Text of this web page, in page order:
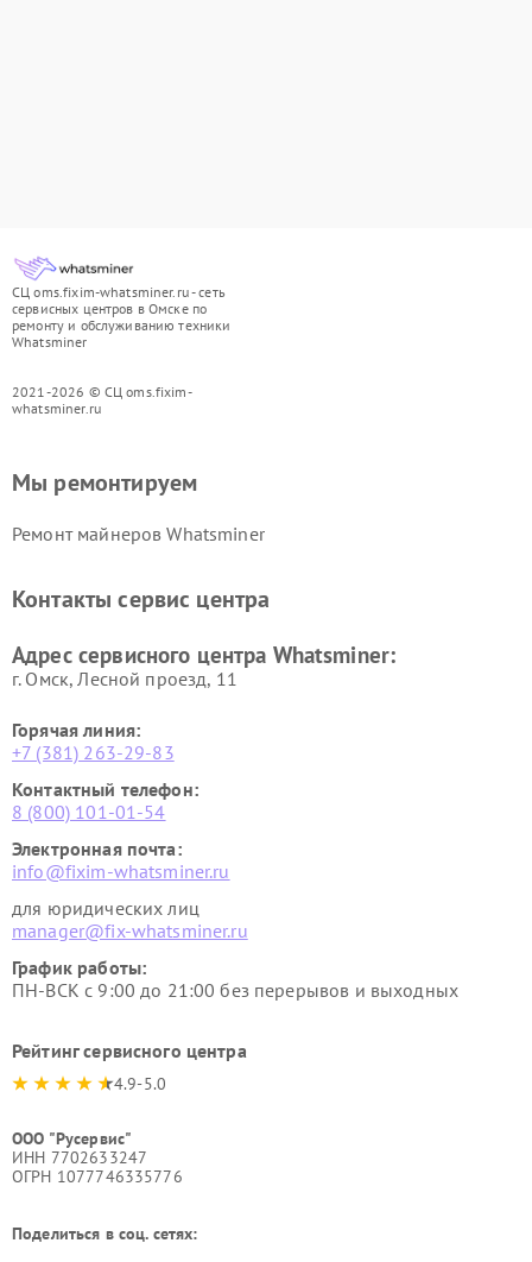
СЦ oms.fixim-whatsminer.ru - сеть
сервисных центров в Омске по
ремонту и обслуживанию техники
Whatsminer
2021-2026 © СЦ oms.fixim-
whatsminer.ru
Мы ремонтируем
Ремонт майнеров Whatsminer
Контакты сервис центра
Адрес сервисного центра Whatsminer:
г. Омск, ​Лесной проезд, 11
Горячая линия:
+7 (381) 263-29-83
Контактный телефон:
8 (800) 101-01-54
Электронная почта:
info@fixim-whatsminer.ru
для юридических лиц
manager@fix-whatsminer.ru
График работы:
ПН-ВСК с 9:00 до 21:00 без перерывов и выходных
Рейтинг сервисного центра
4.9-5.0
ООО "Русервис"
ИНН 7702633247
ОГРН 1077746335776
Поделиться в соц. сетях: